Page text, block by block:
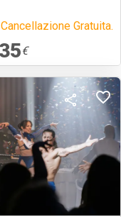
Cancellazione Gratuita.
€